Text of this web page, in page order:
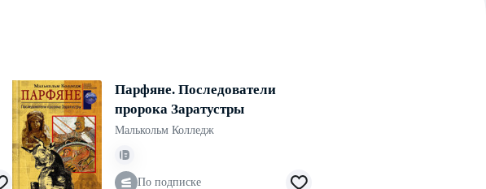
Парфяне. Последователи
пророка Заратустры
Малькольм Колледж
По подписке